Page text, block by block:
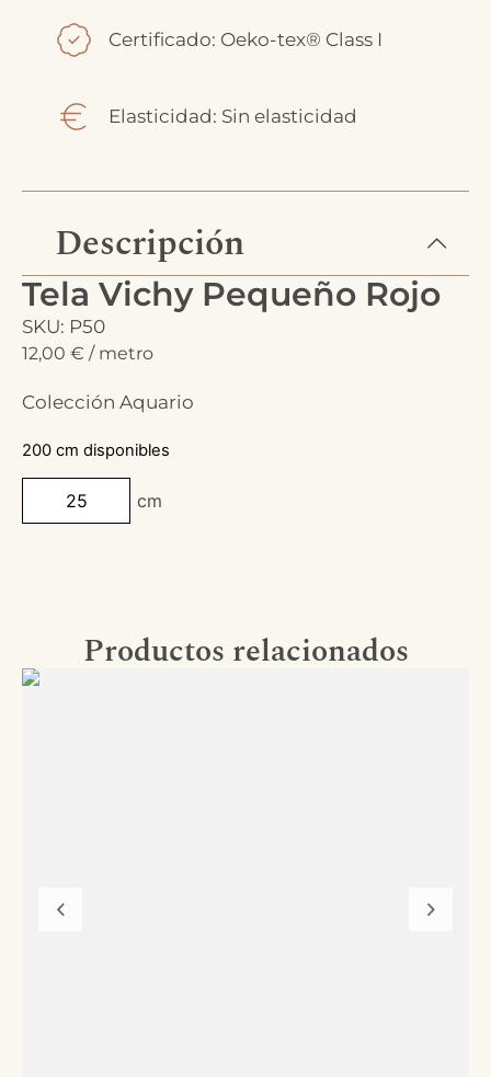
Certificado: Oeko-tex® Class I
Elasticidad: Sin elasticidad
Descripción
Tela Vichy Pequeño Rojo
SKU: P50
12,00 € / metro
Colección Aquario
200 cm disponibles
cm
Productos relacionados